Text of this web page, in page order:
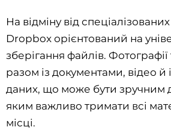
На відміну від
Dropbox орієнтований на
зберігання файлів. Фотографії
разом із документами, відео
даних, що може бути зручним
яким важливо тримати всі
місці.